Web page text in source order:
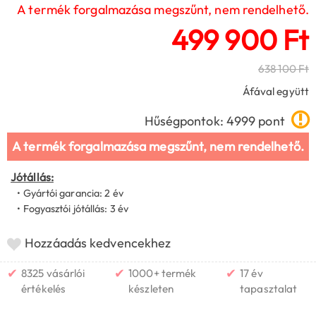
A termék forgalmazása megszűnt, nem rendelhető.
499 900 Ft
638 100 Ft
Áfával együtt
Hűségpontok: 4999 pont
A termék forgalmazása megszűnt, nem rendelhető.
Jótállás:
• Gyártói garancia: 2 év
• Fogyasztói jótállás: 3 év
Hozzáadás kedvencekhez
✔ 8325 vásárlói
értékelés
✔ 1000+ termék
készleten
✔ 17 év
tapasztalat